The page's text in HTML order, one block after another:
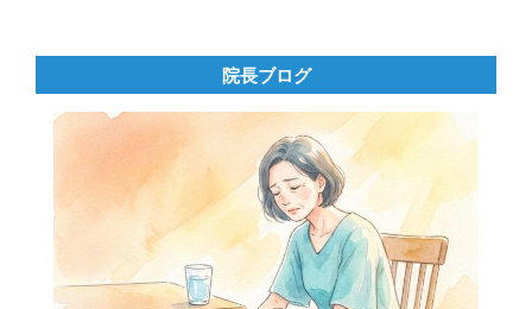
院長ブログ